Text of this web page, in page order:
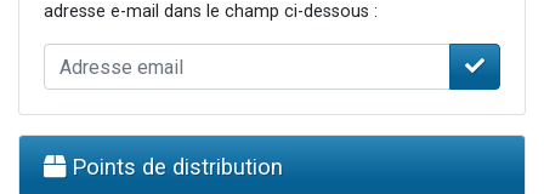
adresse e-mail dans le champ ci-dessous :
Points de distribution